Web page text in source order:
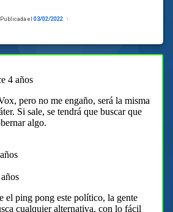
Publicada el 03/02/2022